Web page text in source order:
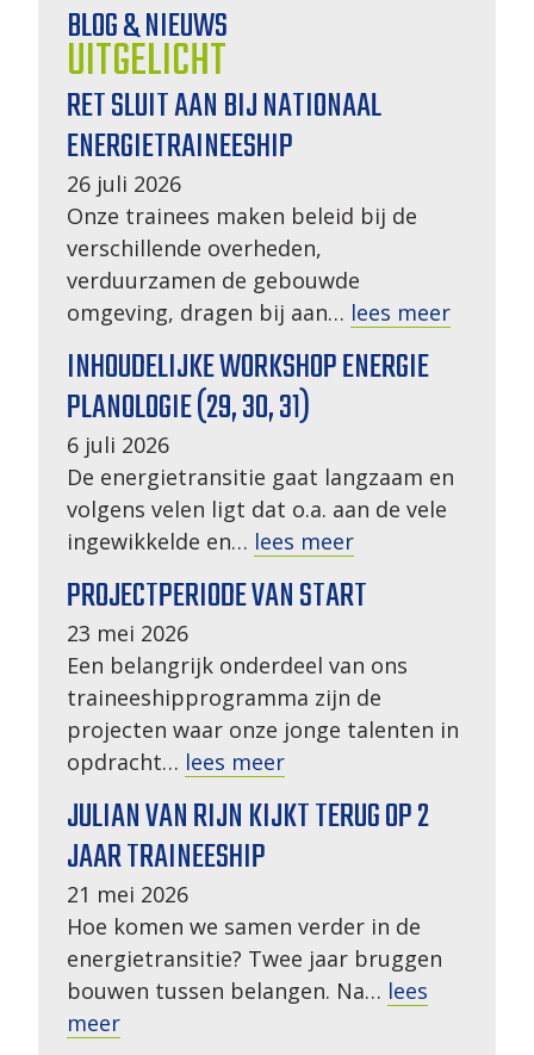
BLOG & NIEUWS
UITGELICHT
RET SLUIT AAN BIJ NATIONAAL
ENERGIETRAINEESHIP
26 juli 2026
Onze trainees maken beleid bij de
verschillende overheden,
verduurzamen de gebouwde
omgeving, dragen bij aan… lees meer
INHOUDELIJKE WORKSHOP ENERGIE
PLANOLOGIE (29, 30, 31)
6 juli 2026
De energietransitie gaat langzaam en
volgens velen ligt dat o.a. aan de vele
ingewikkelde en… lees meer
PROJECTPERIODE VAN START
23 mei 2026
Een belangrijk onderdeel van ons
traineeshipprogramma zijn de
projecten waar onze jonge talenten in
opdracht… lees meer
JULIAN VAN RIJN KIJKT TERUG OP 2
JAAR TRAINEESHIP
21 mei 2026
Hoe komen we samen verder in de
energietransitie? Twee jaar bruggen
bouwen tussen belangen. Na… lees
meer